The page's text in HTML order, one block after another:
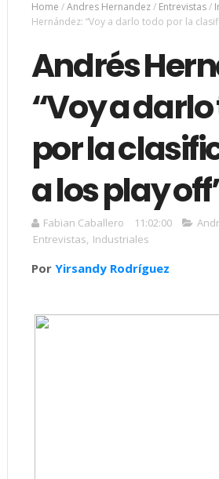
Home /Andres Hernandez/ Entrevistas/
Hernández: “Voy a darlo todo por la
Andrés
“Voy a
por la
a los play
Fabian Caballero 11:02:00
Entrevistas, Industriales
Por Yirsandy Rodríguez